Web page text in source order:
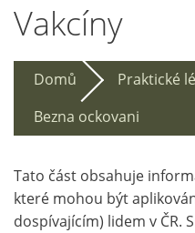
Vakcíny
Domů
Praktické
Bezna ockovani
Tato část obsahuje
které mohou být
dospívajícím) lidem v ČR.